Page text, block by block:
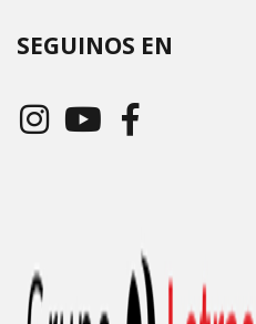
SEGUINOS EN